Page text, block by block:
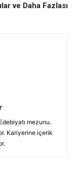
ve Daha Fazlası
mezunu.
Kariyerine içerik